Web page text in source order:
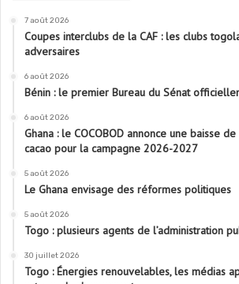
7 août 2026
Coupes interclubs de la CAF : les clubs
adversaires
6 août 2026
Bénin : le premier Bureau du Sénat
6 août 2026
Ghana : le COCOBOD annonce une baisse
cacao pour la campagne 2026-2027
5 août 2026
Le Ghana envisage des réformes politiques
5 août 2026
Togo : plusieurs agents de l’administration
30 juillet 2026
Togo : Énergies renouvelables, les médias